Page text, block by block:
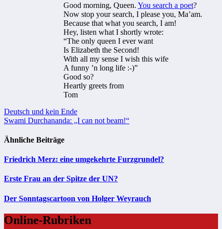
Good morning, Queen. You search a poet?
Now stop your search, I please you, Ma’am.
Because that what you search, I am!
Hey, listen what I shortly wrote:
“The only queen I ever want
Is Elizabeth the Second!
With all my sense I wish this wife
A funny ’n long life :-)”
Good so?
Heartly greets from
Tom
Beitragsnavigation
Deutsch und kein Ende
Swami Durchananda: „I can not beam!“
Ähnliche Beiträge
Friedrich Merz: eine umgekehrte Furzgrundel?
Erste Frau an der Spitze der UN?
Der Sonntagscartoon von Holger Weyrauch
Online-Rubriken